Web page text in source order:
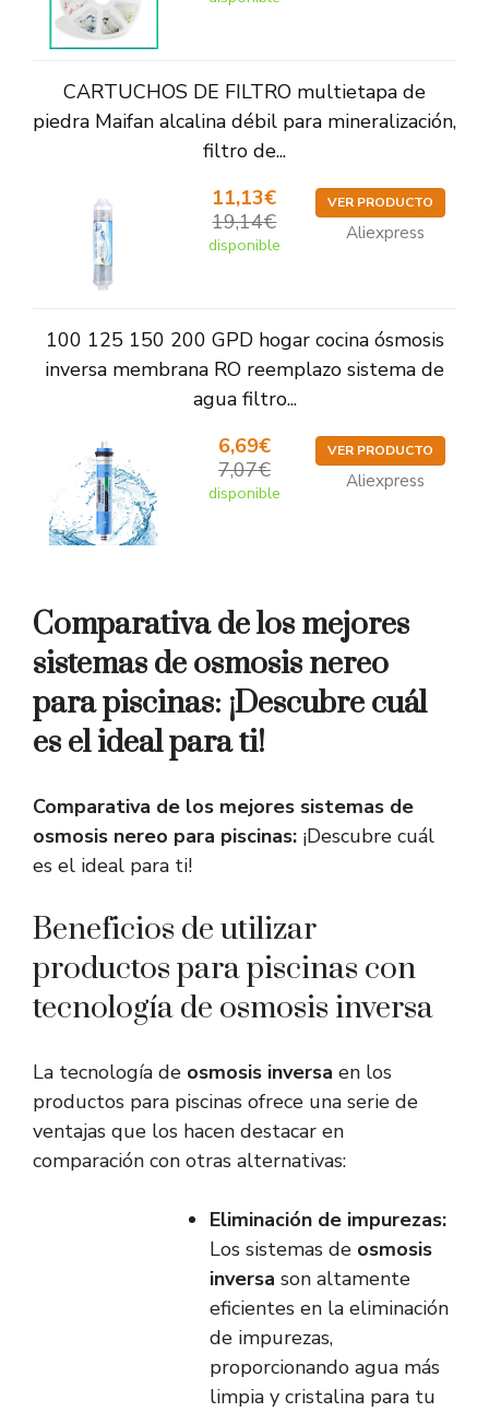
CARTUCHOS DE FILTRO multietapa de
piedra Maifan alcalina débil para mineralización,
filtro de...
11,13€
19,14€
disponible
VER PRODUCTO
Aliexpress
100 125 150 200 GPD hogar cocina ósmosis
inversa membrana RO reemplazo sistema de
agua filtro...
6,69€
7,07€
disponible
VER PRODUCTO
Aliexpress
Comparativa de los mejores
sistemas de osmosis nereo
para piscinas: ¡Descubre cuál
es el ideal para ti!
Comparativa de los mejores sistemas de
osmosis nereo para piscinas: ¡Descubre cuál
es el ideal para ti!
Beneficios de utilizar
productos para piscinas con
tecnología de osmosis inversa
La tecnología de osmosis inversa en los
productos para piscinas ofrece una serie de
ventajas que los hacen destacar en
comparación con otras alternativas:
Eliminación de impurezas:
Los sistemas de osmosis
inversa son altamente
eficientes en la eliminación
de impurezas,
proporcionando agua más
limpia y cristalina para tu